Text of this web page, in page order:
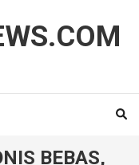
BEBAS,